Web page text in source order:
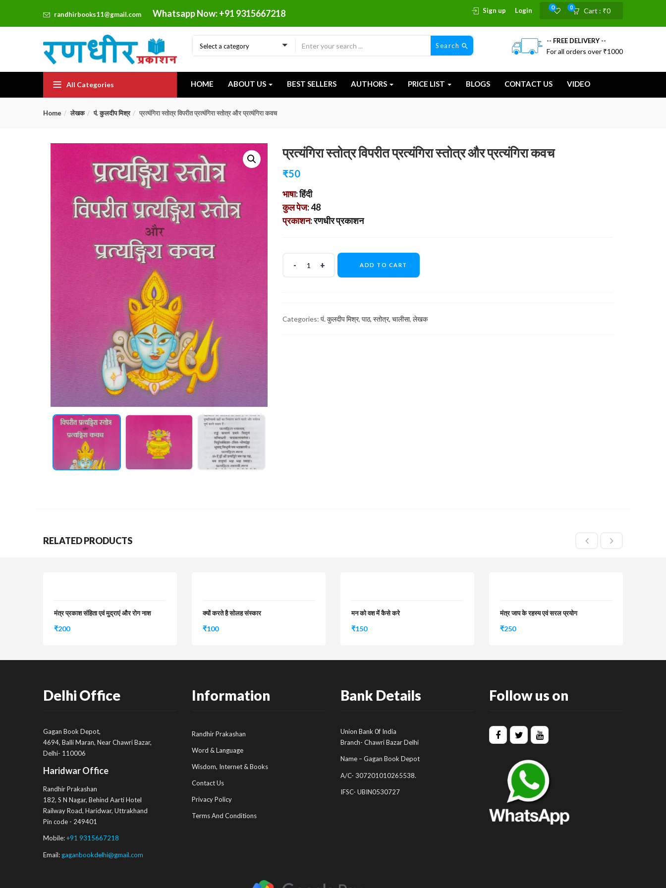
randhirbooks11@gmail.com Whatsapp Now: +91 9315667218 Cart : ₹0
0
0
Sign up Login
Select a category Search
-- FREE DELIVERY --
For all orders over ₹1000
All Categories HOME ABOUT US BEST SELLERS AUTHORS PRICE LIST BLOGS CONTACT US VIDEO
Home लेखक पं. कुलदीप मिश्र प्रत्यंगिरा स्तोत्र विपरीत प्रत्यंगिरा स्तोत्र और प्रत्यंगिरा कवच
प्रत्यंगिरा स्तोत्र विपरीत प्रत्यंगिरा स्तोत्र और प्रत्यंगिरा कवच
₹50
भाषा: हिंदी
कुल पेज: 48
प्रकाशन: रणधीर प्रकाशन
ADD TO CART
Categories: पं. कुलदीप मिश्र, पाठ, स्तोत्र, चालीसा, लेखक
RELATED PRODUCTS
मंत्र प्रकाश संहिता एवं मुद्राएं और रोग नाश
₹200
क्यों करते है सोलह संस्कार
₹100
मन को वश में कैसे करे
₹150
मंत्र जाप के रहस्य एवं सरल प्रयोग
₹250
Delhi Office
Gagan Book Depot,
4694, Balli Maran, Near Chawri Bazar,
Delhi- 110006
Haridwar Office
Randhir Prakashan
182, S N Nagar, Behind Aarti Hotel
Railway Road, Haridwar, Uttrakhand
Pin code - 249401
Mobile:+91 9315667218
Email: gaganbookdelhi@gmail.com
Information
Randhir Prakashan
Word & Language
Wisdom, Internet & Books
Contact Us
Privacy Policy
Terms And Conditions
Bank Details
Union Bank 0f India
Branch- Chawri Bazar Delhi
Name – Gagan Book Depot
A/C- 307201010265538.
IFSC- UBIN0530727
Follow us on